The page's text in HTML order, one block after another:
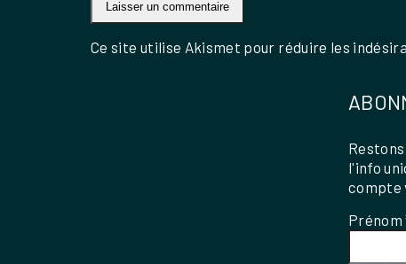
Ce site utilise Akismet pour réduire les
l'info
compte
Prénom